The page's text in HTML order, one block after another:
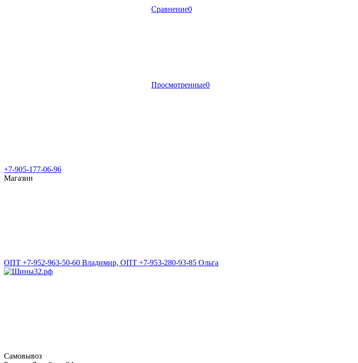
Сравнение0
Просмотренные0
+7-905-177-06-96
Магазин
ОПТ +7-952-963-50-60 Владимир, ОПТ +7-953-280-93-85 Ольга
Самовывоз